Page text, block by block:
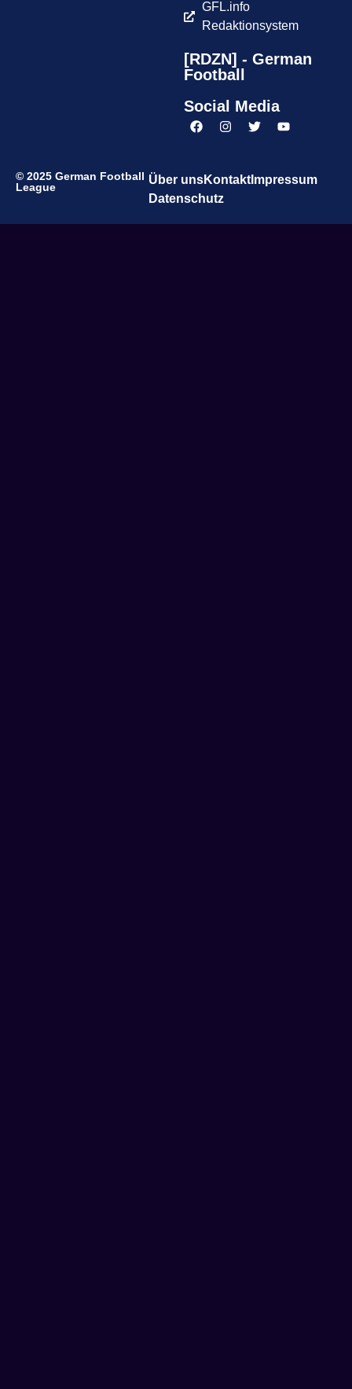
GFL.info
Redaktionsystem
[RDZN] - German
Football
Social Media
© 2025 German Football
League
Über unsKontaktImpressum
Datenschutz